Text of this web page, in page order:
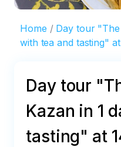
Home
Day tour
with tea and tasting"
Day tour
Kazan in 1
tasting" at